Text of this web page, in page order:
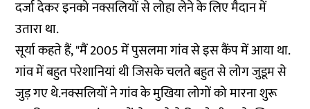
दर्जा देकर इनको नक्सलियों से लोहा लेने के लिए मैदान में
उतारा था.
सूर्या कहते हैं, "मैं 2005 में पुसलमा गांव से इस कैंप में आया था.
गांव में बहुत परेशानियां थी जिसके चलते बहुत से लोग जुडूम से
जुड़ गए थे.नक्सलियों ने गांव के मुखिया लोगों को मारना शुरू